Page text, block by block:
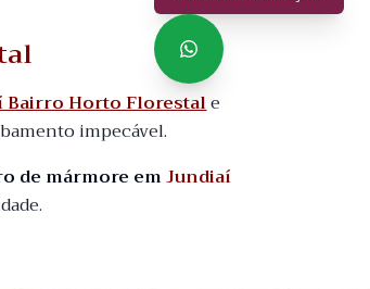
Bairro Horto Florestale
impecável.
de mármore emJundiaí